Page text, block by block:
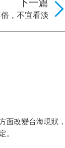
下一篇
，不宜看淡
面改變台海現狀，
。